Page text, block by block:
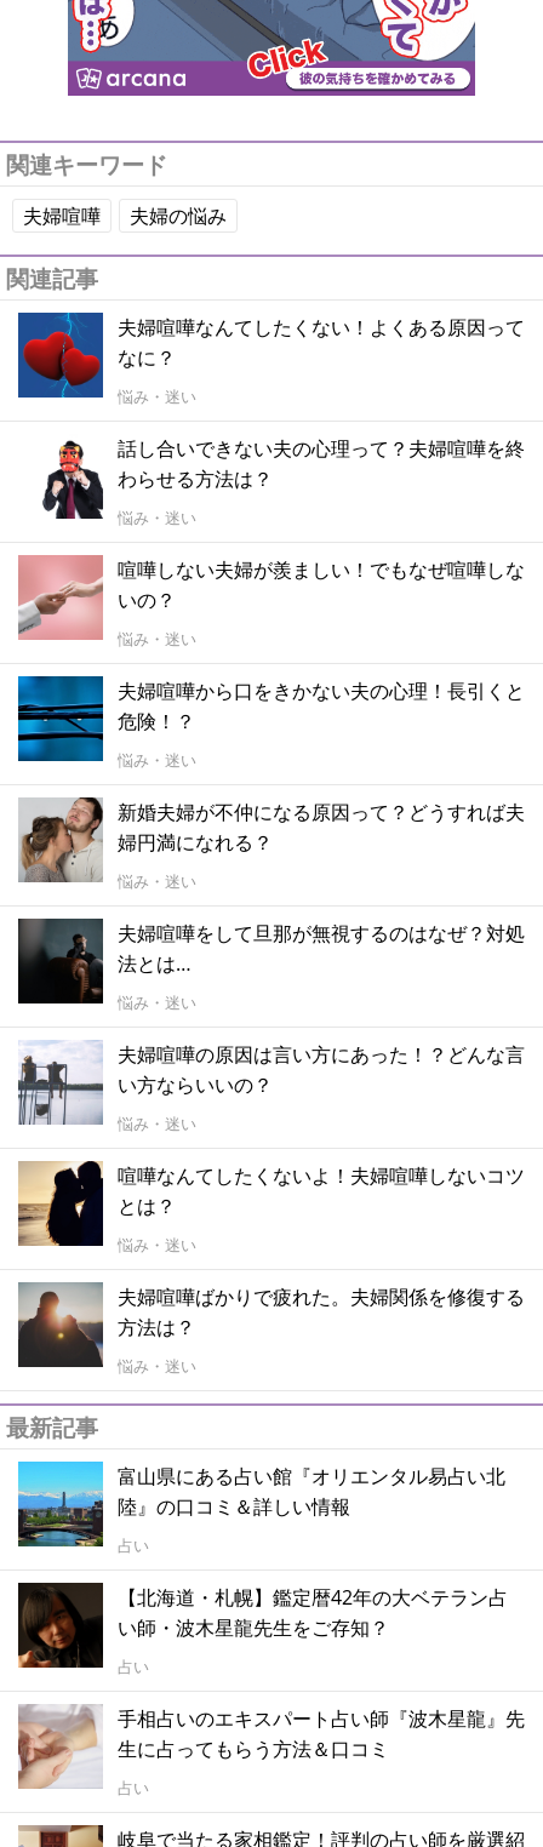
関連キーワード
夫婦喧嘩 夫婦の悩み
関連記事
夫婦喧嘩なんてしたくない！よくある原因って
なに？
悩み・迷い
話し合いできない夫の心理って？夫婦喧嘩を終
わらせる方法は？
悩み・迷い
喧嘩しない夫婦が羨ましい！でもなぜ喧嘩しな
いの？
悩み・迷い
夫婦喧嘩から口をきかない夫の心理！長引くと
危険！？
悩み・迷い
新婚夫婦が不仲になる原因って？どうすれば夫
婦円満になれる？
悩み・迷い
夫婦喧嘩をして旦那が無視するのはなぜ？対処
法とは…
悩み・迷い
夫婦喧嘩の原因は言い方にあった！？どんな言
い方ならいいの？
悩み・迷い
喧嘩なんてしたくないよ！夫婦喧嘩しないコツ
とは？
悩み・迷い
夫婦喧嘩ばかりで疲れた。夫婦関係を修復する
方法は？
悩み・迷い
最新記事
富山県にある占い館『オリエンタル易占い北
陸』の口コミ＆詳しい情報
占い
【北海道・札幌】鑑定暦42年の大ベテラン占
い師・波木星龍先生をご存知？
占い
手相占いのエキスパート占い師『波木星龍』先
生に占ってもらう方法＆口コミ
占い
岐阜で当たる家相鑑定！評判の占い師を厳選紹